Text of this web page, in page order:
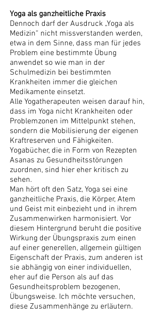
Yoga als ganzheitliche Praxis
Dennoch darf der Ausdruck „Yoga als
Medizin“ nicht missverstanden werden,
etwa in dem Sinne, dass man für jedes
Problem eine bestimmte Übung
anwendet so wie man in der
Schulmedizin bei bestimmten
Krankheiten immer die gleichen
Medikamente einsetzt.
Alle Yogatherapeuten weisen darauf hin,
dass im Yoga nicht Krankheiten oder
Problemzonen im Mittelpunkt stehen,
sondern die Mobilisierung der eigenen
Kraftreserven und Fähigkeiten.
Yogabücher, die in Form von Rezepten
Asanas zu Gesundheitsstörungen
zuordnen, sind hier eher kritisch zu
sehen.
Man hört oft den Satz, Yoga sei eine
ganzheitliche Praxis, die Körper, Atem
und Geist mit einbezieht und in ihrem
Zusammenwirken harmonisiert. Vor
diesem Hintergrund beruht die positive
Wirkung der Übungspraxis zum einen
auf einer generellen, allgemein gültigen
Eigenschaft der Praxis, zum anderen ist
sie abhängig von einer individuellen,
eher auf die Person als auf das
Gesundheitsproblem bezogenen,
Übungsweise. Ich möchte versuchen,
diese Zusammenhänge zu erläutern.